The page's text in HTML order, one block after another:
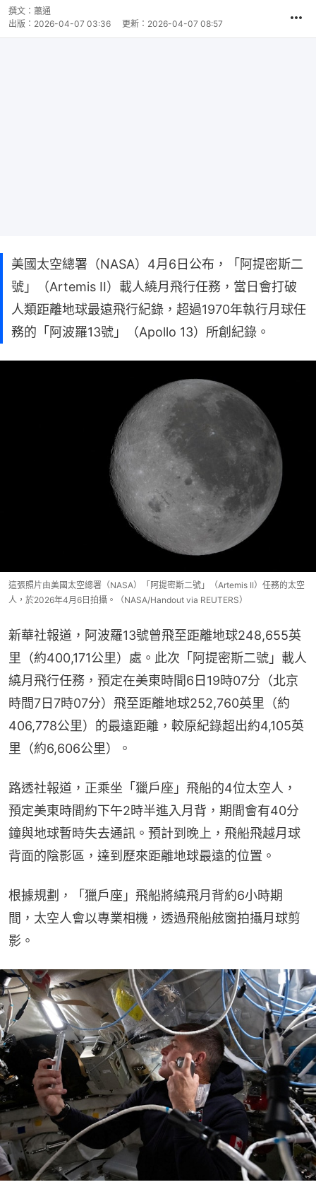
撰文： 蕭通
出版： 2026-04-07 03:36 更新： 2026-04-07 08:57
美國太空總署（NASA）4月6日公布，「阿提密斯二
號」（Artemis II）載人繞月飛行任務，當日會打破
人類距離地球最遠飛行紀錄，超過1970年執行月球任
務的「阿波羅13號」（Apollo 13）所創紀錄。
這張照片由美國太空總署（NASA）「阿提密斯二號」（Artemis II）任務的太空
人，於2026年4月6日拍攝。（NASA/Handout via REUTERS）
新華社報道，阿波羅13號曾飛至距離地球248,655英
里（約400,171公里）處。此次「阿提密斯二號」載人
繞月飛行任務，預定在美東時間6日19時07分（北京
時間7日7時07分）飛至距離地球252,760英里（約
406,778公里）的最遠距離，較原紀錄超出約4,105英
里（約6,606公里）。
路透社報道，正乘坐「獵戶座」飛船的4位太空人，
預定美東時間約下午2時半進入月背，期間會有40分
鐘與地球暫時失去通訊。預計到晚上，飛船飛越月球
背面的陰影區，達到歷來距離地球最遠的位置。
根據規劃，「獵戶座」飛船將繞飛月背約6小時期
間，太空人會以專業相機，透過飛船舷窗拍攝月球剪
影。